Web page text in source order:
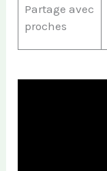
Partage avec
proches